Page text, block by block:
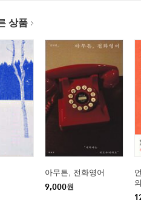
으로 과거 수리하기 232
258
기 273
상품
아무튼, 전화영어
9,000원